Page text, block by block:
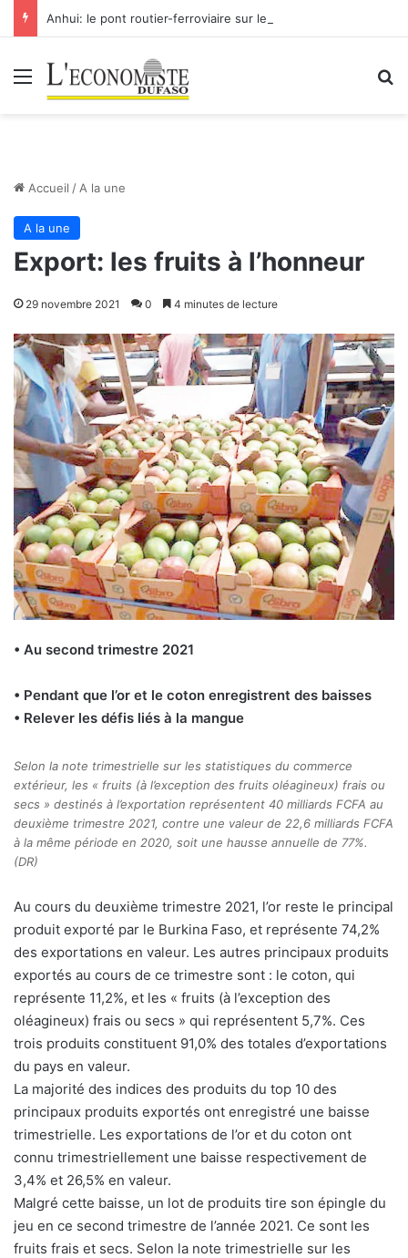
Menu
Accueil / A la une
A la une
Export: les fruits à l’honneur
29 novembre 2021 0 4 minutes de lecture
• Au second trimestre 2021
• Pendant que l’or et le coton enregistrent des baisses
• Relever les défis liés à la mangue
Selon la note trimestrielle sur les statistiques du commerce
extérieur, les « fruits (à l’exception des fruits oléagineux) frais ou
secs » destinés à l’exportation représentent 40 milliards FCFA au
deuxième trimestre 2021, contre une valeur de 22,6 milliards FCFA
à la même période en 2020, soit une hausse annuelle de 77%.
(DR)
Au cours du deuxième trimestre 2021, l’or reste le principal
produit exporté par le Burkina Faso, et représente 74,2%
des exportations en valeur. Les autres principaux produits
exportés au cours de ce trimestre sont : le coton, qui
représente 11,2%, et les « fruits (à l’exception des
oléagineux) frais ou secs » qui représentent 5,7%. Ces
trois produits constituent 91,0% des totales d’exportations
du pays en valeur.
La majorité des indices des produits du top 10 des
principaux produits exportés ont enregistré une baisse
trimestrielle. Les exportations de l’or et du coton ont
connu trimestriellement une baisse respectivement de
3,4% et 26,5% en valeur.
Malgré cette baisse, un lot de produits tire son épingle du
jeu en ce second trimestre de l’année 2021. Ce sont les
fruits frais et secs. Selon la note trimestrielle sur les